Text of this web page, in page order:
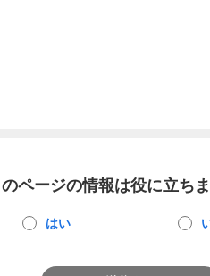
のページの情報は役に立ち
はい